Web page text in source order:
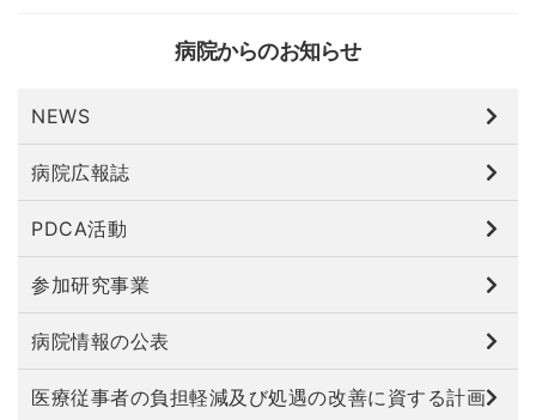
病院からのお知らせ
NEWS
病院広報誌
PDCA活動
参加研究事業
病院情報の公表
医療従事者の負担軽減及び処遇の改善に資する計画